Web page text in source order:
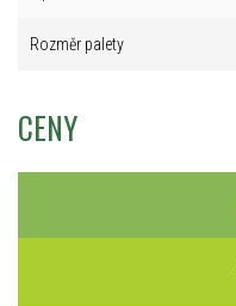
Rozměr palety
CENY